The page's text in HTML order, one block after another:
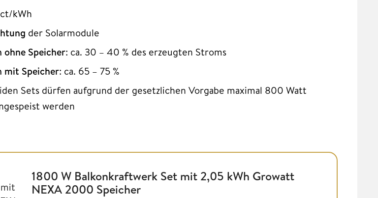
kWh
der Solarmodule
ohne Speicher: ca. 30 – 40 % des erzeugten Stroms
mit Speicher: ca. 65 – 75 %
Sets dürfen aufgrund der gesetzlichen Vorgabe maximal 800 Watt
werden
1800 W Balkonkraftwerk Set mit 2,05 kWh Growatt
NEXA 2000 Speicher